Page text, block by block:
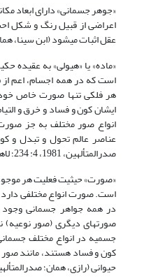
«جوهر جسمانى» داراى ابعاد
اعراضى از قبیل رنگ و شکل
عقل اثبات مى‏شود (ابن سینا، همان: 60؛ لاهیجى،
«ماده» یا «هیولى» به عقیده
است که در همه اجسام، اعم
هر فلکى تنها صورت خاص
ایشان کون و فساد و خرق و
انواع صور مختلف به جز
صدرالمتألهین، 1981، 4: 234؛ لاهیجى، 1383، 3: 143-157).
«صورت» حیثیت فعلیت هر
است. صورت انواع مختلفى
در همه جواهر جسمانى وجود
صورت‏هاى دیگرى (صور
جسمیه در انواع مختلف
کون و فساد هستند، مانند
حیوانى (رازی، همان؛